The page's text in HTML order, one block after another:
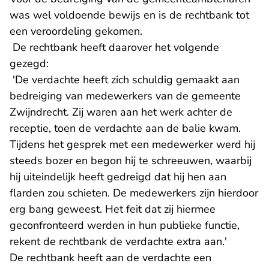
was wel voldoende bewijs en is de rechtbank tot
een veroordeling gekomen.
De rechtbank heeft daarover het volgende
gezegd:
'De verdachte heeft zich schuldig gemaakt aan
bedreiging van medewerkers van de gemeente
Zwijndrecht. Zij waren aan het werk achter de
receptie, toen de verdachte aan de balie kwam.
Tijdens het gesprek met een medewerker werd hij
steeds bozer en begon hij te schreeuwen, waarbij
hij uiteindelijk heeft gedreigd dat hij hen aan
flarden zou schieten. De medewerkers zijn hierdoor
erg bang geweest. Het feit dat zij hiermee
geconfronteerd werden in hun publieke functie,
rekent de rechtbank de verdachte extra aan.'
De rechtbank heeft aan de verdachte een